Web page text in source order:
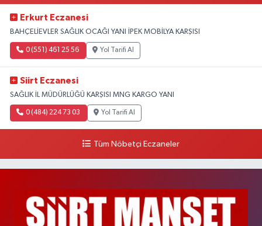
Erkurt Eczanesi
BAHÇELİEVLER SAĞLIK OCAĞI YANI İPEK MOBİLYA KARŞISI
0 (551) 461 25 56 Yol Tarifi Al
Siirt Eczanesi
SAĞLIK İL MÜDÜRLÜĞÜ KARŞISI MNG KARGO YANI
0 (484) 224 73 03 Yol Tarifi Al
Tüm Nöbetçi Eczaneler